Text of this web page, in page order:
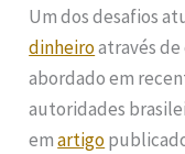
Um dos desafios
dinheiroatravés
abordado em
autoridades
emartigo